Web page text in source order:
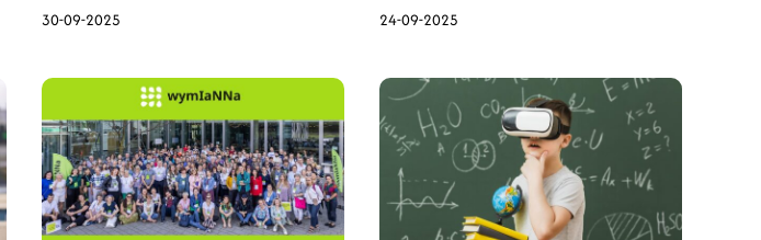
30-09-2025 24-09-2025